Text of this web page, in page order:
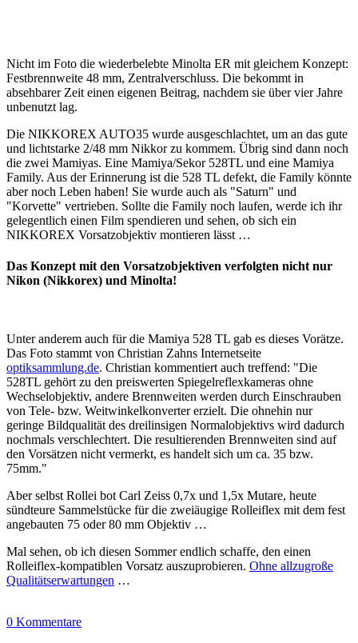
Nicht im Foto die wiederbelebte Minolta ER mit gleichem Konzept:
Festbrennweite 48 mm, Zentralverschluss. Die bekommt in
absehbarer Zeit einen eigenen Beitrag, nachdem sie über vier Jahre
unbenutzt lag.
Die NIKKOREX AUTO35 wurde ausgeschlachtet, um an das gute
und lichtstarke 2/48 mm Nikkor zu kommem. Übrig sind dann noch
die zwei Mamiyas. Eine Mamiya/Sekor 528TL und eine Mamiya
Family. Aus der Erinnerung ist die 528 TL defekt, die Family könnte
aber noch Leben haben! Sie wurde auch als "Saturn" und
"Korvette" vertrieben. Sollte die Family noch laufen, werde ich ihr
gelegentlich einen Film spendieren und sehen, ob sich ein
NIKKOREX Vorsatzobjektiv montieren lässt …
Das Konzept mit den Vorsatzobjektiven verfolgten nicht nur
Nikon (Nikkorex) und Minolta!
Unter anderem auch für die Mamiya 528 TL gab es dieses Vorätze.
Das Foto stammt von Christian Zahns Internetseite
optiksammlung.de. Christian kommentiert auch treffend: "Die
528TL gehört zu den preiswerten Spiegelreflexkameras ohne
Wechselobjektiv, andere Brennweiten werden durch Einschrauben
von Tele- bzw. Weitwinkelkonverter erzielt. Die ohnehin nur
geringe Bildqualität des dreilinsigen Normalobjektivs wird dadurch
nochmals verschlechtert. Die resultierenden Brennweiten sind auf
den Vorsätzen nicht vermerkt, es handelt sich um ca. 35 bzw.
75mm."
Aber selbst Rollei bot Carl Zeiss 0,7x und 1,5x Mutare, heute
sündteure Sammelstücke für die zweiäugige Rolleiflex mit dem fest
angebauten 75 oder 80 mm Objektiv …
Mal sehen, ob ich diesen Sommer endlich schaffe, den einen
Rolleiflex-kompatiblen Vorsatz auszuprobieren. Ohne allzugroße
Qualitätserwartungen …
0 Kommentare